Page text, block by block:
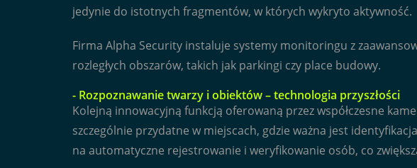
jedynie do istotnych fragmentów, w których wykryto aktywność.
Firma Alpha Security instaluje systemy monitoringu z
rozległych obszarów, takich jak parkingi czy place budowy.
- Rozpoznawanie twarzy i obiektów – technologia przyszłości
Kolejną innowacyjną funkcją oferowaną przez współczesne
szczególnie przydatne w miejscach, gdzie ważna jest
na automatyczne rejestrowanie i weryfikowanie osób, co